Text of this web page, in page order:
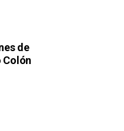
de
Colón